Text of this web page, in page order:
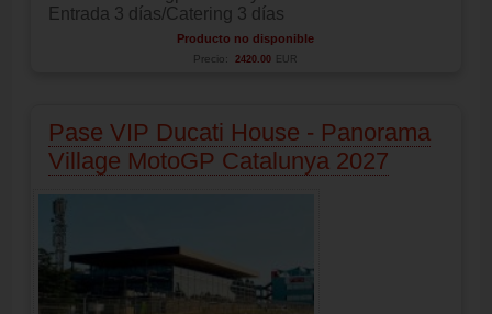
Entrada 3 días/Catering 3 días
Producto no disponible
Precio: 2420.00 EUR
Pase VIP Ducati House - Panorama
Village MotoGP Catalunya 2027